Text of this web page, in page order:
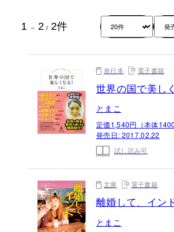
1 ～ 2 / 2件
単行本 電子書籍
世界の国で美し
とまこ
定価1,540円（本体
発売日: 2017.02.22
試し読み可
文庫 電子書籍
離婚して、イン
とまこ